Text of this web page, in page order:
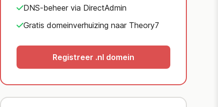
DNS-beheer via DirectAdmin
Gratis domeinverhuizing naar Theory7
Registreer .nl domein